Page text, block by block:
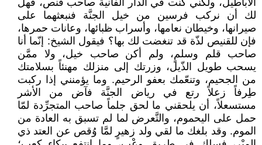
الأباطيل، ولكني كنت في الدار الفانية صاحب قنص، فهل
لك أن نركب فرسين من خيل الجنَّة فنبعثهما على
صيرانها، وخيطان نعامها، وأسراب ظبائها، وعانات حمرها،
فإن للقنيص لذّة قد تنغضت لك بها؟ فيقول الشيخ: إنّما أنا
صاحب قلم وسلمٍ، ولم أكن صاحب خيل، ولا ممَّن
يسحب طويل الذّيل، وزرتك إلى منزلك مهنئاً بسلامتك
من الجحيم، وتنعّمك بعفو الرحيم. وما يؤمنني إذا ركبت
طِرفاً زعلاً رتع في رياض الجنَّة فآض من الأشر
مستسعلاً، أن يلحقني ما لحق جلماً صاحب المتجرِّدة لمّا
حمل على اليحموم، والتَّعرض لما لم تسبق به العادة من
الموم. وقد بلغك ما لقي ولد زهيرٍ لمَّا وُقص عن العتد ذي